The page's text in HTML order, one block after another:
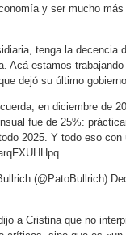
y ser mucho
tenga la decencia
Acá estamos trabajando
dejó su último
en diciembre de
fue de 25%:
2025. Y todo eso
(@PatoBullrich)
a Cristina que no